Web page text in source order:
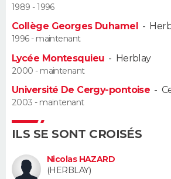
Alimentation
Guide de la santé
Maladies
Médicaments
Sommeil
VOYAGE
PHOTO
CARTE DE VOEUX
Carte de Noël
Carte Bonne année
Carte Saint-Valentin
Carte Pâques
Carte d'anniversaire
DICTIONNAIRE
1989 - 1996
Collège Georges Duhamel -
1996 - maintenant
Lycée Montesquieu - Herblay
2000 - maintenant
Université De Cergy-pontoise -
2003 - maintenant
ILS SE SONT CROISÉS
Nicolas HAZARD
(HERBLAY)